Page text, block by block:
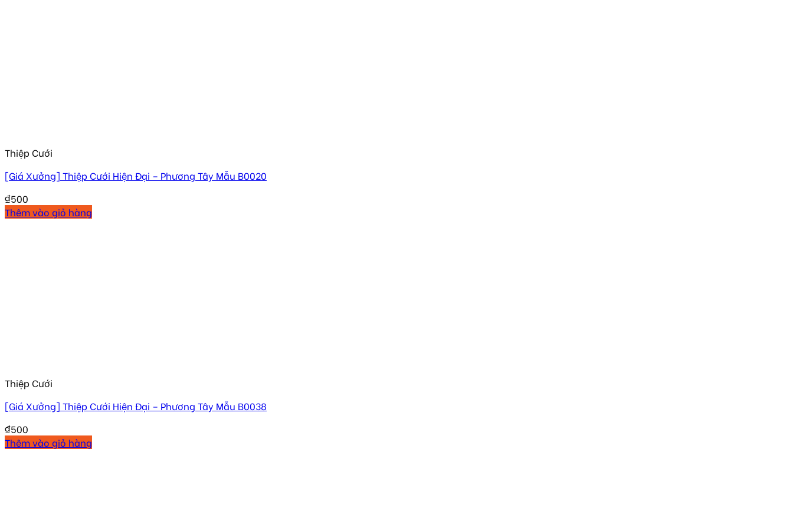
Thiệp Cưới
[Giá Xưởng] Thiệp Cưới Hiện Đại – Phương Tây Mẫu B0020
₫500
Thêm vào giỏ hàng
Thiệp Cưới
[Giá Xưởng] Thiệp Cưới Hiện Đại – Phương Tây Mẫu B0038
₫500
Thêm vào giỏ hàng